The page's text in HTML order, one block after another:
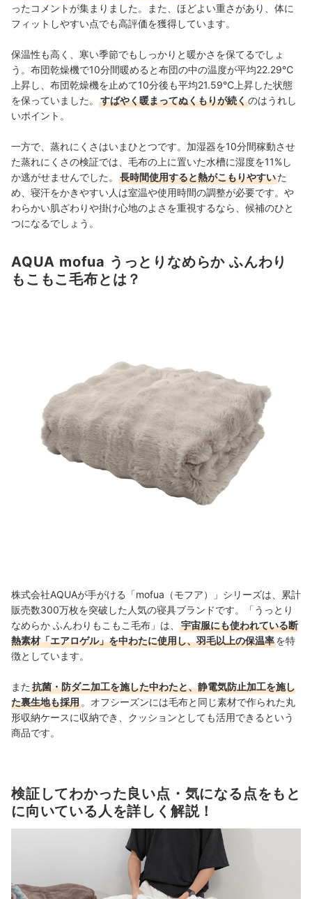
ったコメントが集まりました。また、ほどよい重さがあり、体に
フィットしやすい点でも高評価を獲得しています。
保温性も高く、寒い季節でもしっかりと暖かさを保てるでしょ
う。布団乾燥機で10分間暖めると布団の中の温度が平均22.29℃
上昇し、布団乾燥機を止めて10分後も平均21.59℃上昇した状態
を保っていました。
すばやく暖まってぬくもりが続くのはうれし
いポイント。
一方で、蒸れにくさはいまひとつです。加湿器を10分間稼動させ
た蒸れにくさの検証では、毛布の上に置いた水槽に湿度を11%し
か逃がせませんでした。
長時間使用すると熱がこもりやすいた
め、寝汗をかきやすい人は室温や使用時間の調整が必要です。や
わらかい肌ざわりや掛け心地のよさを重視するなら、候補のひと
つになるでしょう。
AQUA mofua うっとりなめらか ふんわり
もこもこ毛布とは？
株式会社AQUAが手がける「mofua（モフア）」シリーズは、累計
販売数300万枚を突破した人気の寝具ブランドです。「うっとり
なめらか ふんわりもこもこ毛布」は、
宇宙服にも使われている断
熱素材「エアロゲル」を中わたに使用し、羽毛以上の保温率を特
徴としています。
また 抗菌・防ダニ加工を施した中わたと、静電気防止加工を施し
た裏生地も採用 。オフシーズンには毛布と同じ素材で作られた丸
形収納ケースに収納でき、クッションとしても活用できるという
商品です。
検証してわかった良い点・気になる点をもと
に向いている人を詳しく解説！